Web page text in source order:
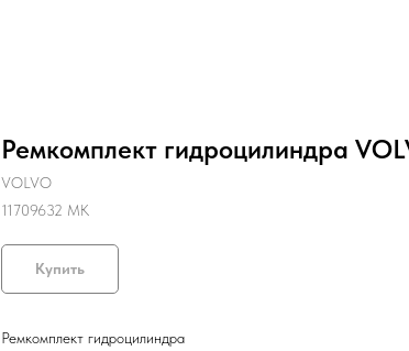
Ремкомплект гидроцилиндра
VOLVO
11709632 MK
Купить
Ремкомплект гидроцилиндра